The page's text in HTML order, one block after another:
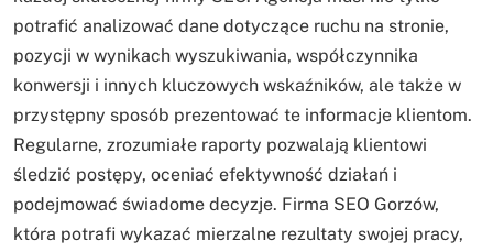
potrafić analizować dane dotyczące ruchu na stronie,
pozycji w wynikach wyszukiwania, współczynnika
konwersji i innych kluczowych wskaźników, ale także w
przystępny sposób prezentować te informacje klientom.
Regularne, zrozumiałe raporty pozwalają klientowi
śledzić postępy, oceniać efektywność działań i
podejmować świadome decyzje. Firma SEO Gorzów,
która potrafi wykazać mierzalne rezultaty swojej pracy,